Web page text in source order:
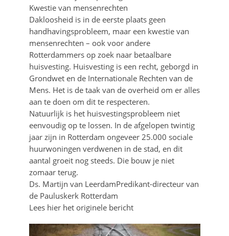
Kwestie van mensenrechten
Dakloosheid is in de eerste plaats geen
handhavingsprobleem, maar een kwestie van
mensenrechten – ook voor andere
Rotterdammers op zoek naar betaalbare
huisvesting. Huisvesting is een recht, geborgd in
Grondwet en de Internationale Rechten van de
Mens. Het is de taak van de overheid om er alles
aan te doen om dit te respecteren.
Natuurlijk is het huisvestingsprobleem niet
eenvoudig op te lossen. In de afgelopen twintig
jaar zijn in Rotterdam ongeveer 25.000 sociale
huurwoningen verdwenen in de stad, en dit
aantal groeit nog steeds. Die bouw je niet
zomaar terug.
Ds. Martijn van LeerdamPredikant-directeur van
de Pauluskerk Rotterdam
Lees hier het originele bericht